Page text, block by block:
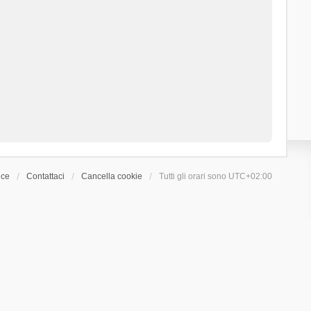
Contattaci Cancella cookie Tutti gli orari sono UTC+02:00